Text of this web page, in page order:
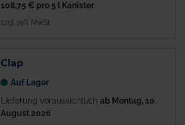
108,75 € pro 5 l Kanister
zzgl. 19% MwSt.
Clap
Auf Lager
Lieferung voraussichtlich ab Montag, 10.
August 2026